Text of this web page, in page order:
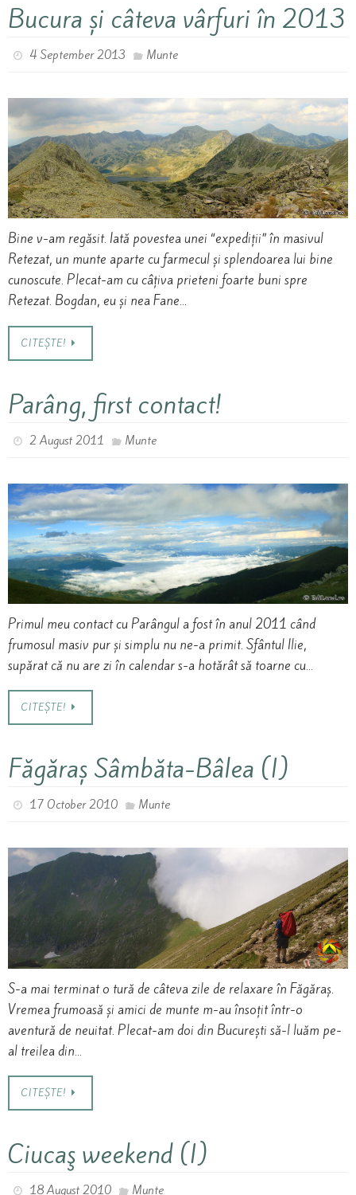
Bucura și câteva vârfuri în 2013
4 September 2013 Munte
Bine v-am regăsit. Iată povestea unei “expediții” în masivul
Retezat, un munte aparte cu farmecul și splendoarea lui bine
cunoscute. Plecat-am cu câțiva prieteni foarte buni spre
Retezat. Bogdan, eu și nea Fane…
CITEȘTE!
Parâng, first contact!
2 August 2011 Munte
Primul meu contact cu Parângul a fost în anul 2011 când
frumosul masiv pur și simplu nu ne-a primit. Sfântul Ilie,
supărat că nu are zi în calendar s-a hotărât să toarne cu…
CITEȘTE!
Făgăraș Sâmbăta-Bâlea (I)
17 October 2010 Munte
S-a mai terminat o tură de câteva zile de relaxare în Făgăraș.
Vremea frumoasă și amici de munte m-au însoțit într-o
aventură de neuitat. Plecat-am doi din București să-l luăm pe-
al treilea din…
CITEȘTE!
Ciucaş weekend (I)
18 August 2010 Munte